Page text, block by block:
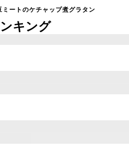
ミートのケチャップ煮グラタン
キング